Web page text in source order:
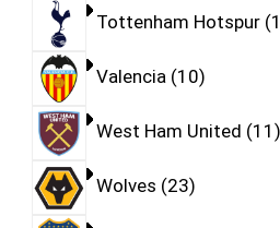
Tottenham Hotspur
Valencia 10
West Ham United 11
Wolves 23